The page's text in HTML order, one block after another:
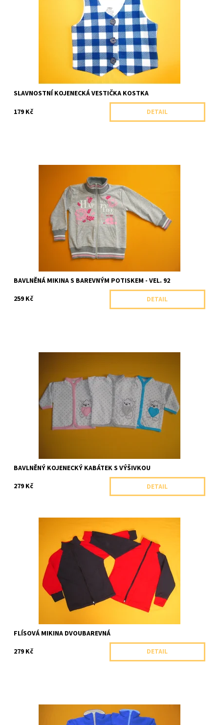
Skladem 1 ks
Arex, ČR
SLAVNOSTNÍ KOJENECKÁ VESTIČKA KOSTKA
179 Kč
DETAIL
Celopropínací bavlněná mikina s kapsami a se stojáčkem.
Skladem 1 ks
Arex, ČR
BAVLNĚNÁ MIKINA S BAREVNÝM POTISKEM - VEL. 92
259 Kč
DETAIL
Dostupnost:
Skladem 1 ks
Arex, ČR
BAVLNĚNÝ KOJENECKÝ KABÁTEK S VÝŠIVKOU
279 Kč
DETAIL
Celopropínací dvoubarevná mikina se stojáčkem z velmi
příjemného flísu.
Dostupnost:
Skladem 1 ks
Pletex, ČR
FLÍSOVÁ MIKINA DVOUBAREVNÁ
279 Kč
DETAIL
Dvoubarevná celopropínací mikina se stojáčkem.